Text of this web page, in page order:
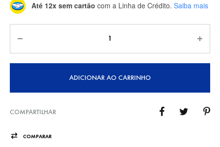
Até 12x sem cartão com a Linha de Crédito. Saiba mais
ADICIONAR AO CARRINHO
COMPARTILHAR
COMPARAR